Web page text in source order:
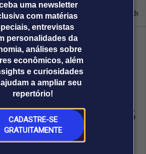
uma newsletter
com matérias
entrevistas
personalidades da
análises sobre
econômicos, além
e curiosidades
a ampliar seu
repertório!
CADASTRE-SE
GRATUITAMENTE
NotíciasBlogWeekend
Broadcast+
O mercado
financeiro em
tempo real
Releases Broadcast
Prêmio Broadcast
Empresas
Releases
de
OAB
bacharéis